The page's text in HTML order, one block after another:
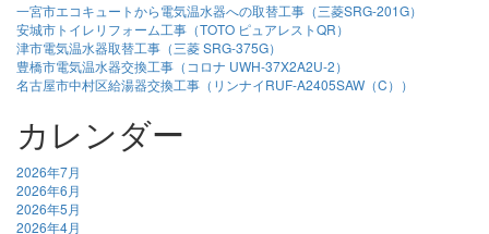
一宮市エコキュートから電気温水器への取替工事（三菱SRG-201G）
安城市トイレリフォーム工事（TOTO ピュアレストQR）
津市電気温水器取替工事（三菱 SRG-375G）
豊橋市電気温水器交換工事（コロナ UWH-37X2A2U-2）
名古屋市中村区給湯器交換工事（リンナイRUF-A2405SAW（C））
カレンダー
2026年7月
2026年6月
2026年5月
2026年4月